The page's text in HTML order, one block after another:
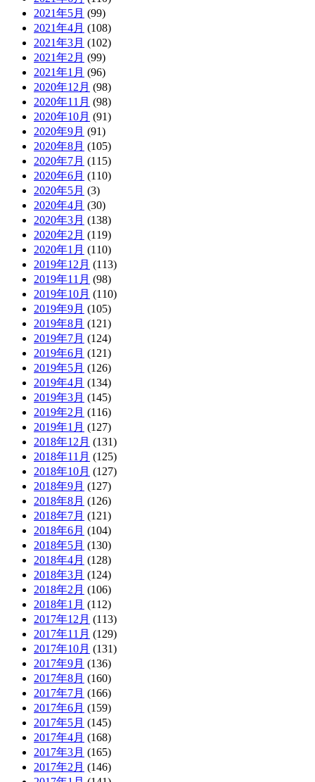
2021年5月 (99)
2021年4月 (108)
2021年3月 (102)
2021年2月 (99)
2021年1月 (96)
2020年12月 (98)
2020年11月 (98)
2020年10月 (91)
2020年9月 (91)
2020年8月 (105)
2020年7月 (115)
2020年6月 (110)
2020年5月 (3)
2020年4月 (30)
2020年3月 (138)
2020年2月 (119)
2020年1月 (110)
2019年12月 (113)
2019年11月 (98)
2019年10月 (110)
2019年9月 (105)
2019年8月 (121)
2019年7月 (124)
2019年6月 (121)
2019年5月 (126)
2019年4月 (134)
2019年3月 (145)
2019年2月 (116)
2019年1月 (127)
2018年12月 (131)
2018年11月 (125)
2018年10月 (127)
2018年9月 (127)
2018年8月 (126)
2018年7月 (121)
2018年6月 (104)
2018年5月 (130)
2018年4月 (128)
2018年3月 (124)
2018年2月 (106)
2018年1月 (112)
2017年12月 (113)
2017年11月 (129)
2017年10月 (131)
2017年9月 (136)
2017年8月 (160)
2017年7月 (166)
2017年6月 (159)
2017年5月 (145)
2017年4月 (168)
2017年3月 (165)
2017年2月 (146)